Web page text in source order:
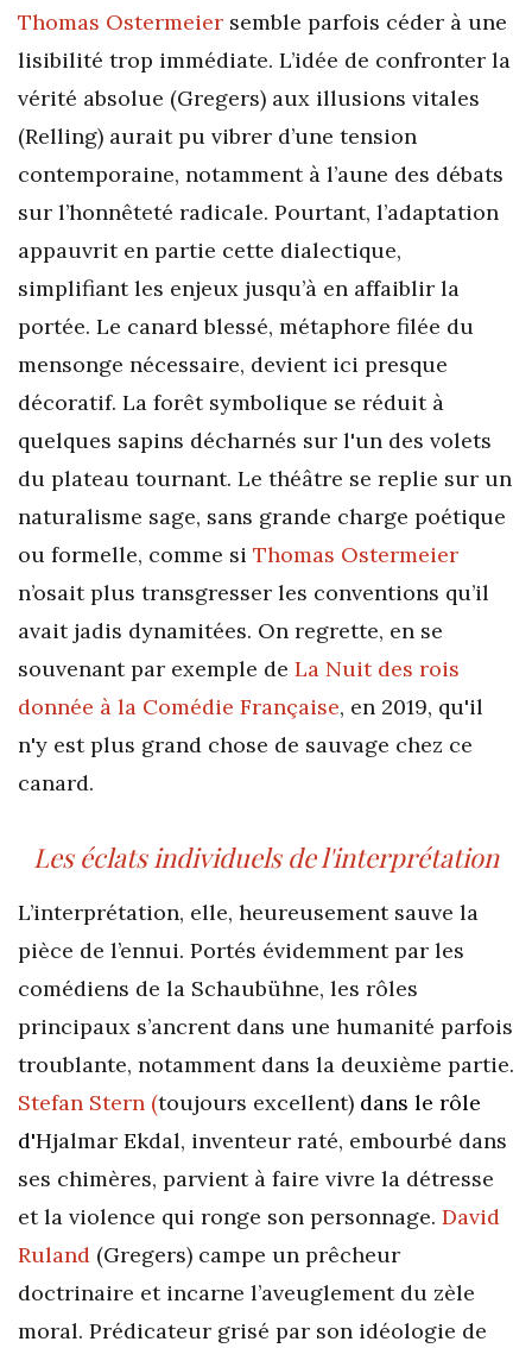
Thomas Ostermeier semble parfois céder à une
lisibilité trop immédiate. L’idée de confronter la
vérité absolue (Gregers) aux illusions vitales
(Relling) aurait pu vibrer d’une tension
contemporaine, notamment à l’aune des débats
sur l’honnêteté radicale. Pourtant, l’adaptation
appauvrit en partie cette dialectique,
simplifiant les enjeux jusqu’à en affaiblir la
portée. Le canard blessé, métaphore filée du
mensonge nécessaire, devient ici presque
décoratif. La forêt symbolique se réduit à
quelques sapins décharnés sur l'un des volets
du plateau tournant. Le théâtre se replie sur un
naturalisme sage, sans grande charge poétique
ou formelle, comme si Thomas Ostermeier
n’osait plus transgresser les conventions qu’il
avait jadis dynamitées. On regrette, en se
souvenant par exemple de La Nuit des rois
donnée à la Comédie Française, en 2019, qu'il
n'y est plus grand chose de sauvage chez ce
canard.
Les éclats individuels de l'interprétation
L’interprétation, elle, heureusement sauve la
pièce de l’ennui. Portés évidemment par les
comédiens de la Schaubühne, les rôles
principaux s’ancrent dans une humanité parfois
troublante, notamment dans la deuxième partie.
Stefan Stern (toujours excellent) dans le rôle
d'Hjalmar Ekdal, inventeur raté, embourbé dans
ses chimères, parvient à faire vivre la détresse
et la violence qui ronge son personnage. David
Ruland (Gregers) campe un prêcheur
doctrinaire et incarne l’aveuglement du zèle
moral. Prédicateur grisé par son idéologie de